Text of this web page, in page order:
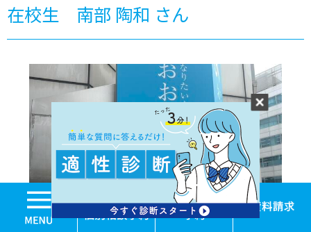
学校見学・個別相
体験入
在校生 南部 陶和 さん